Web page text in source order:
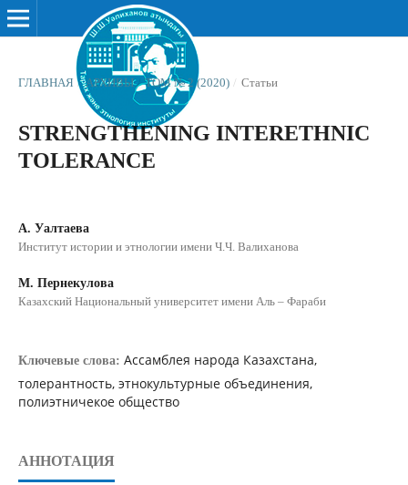
ГЛАВНАЯ / АРХИВЫ / ТОМ № 2 (2020) / Статьи
STRENGTHENING INTERETHNIC
TOLERANCE
А. Уалтаева
Институт истории и этнологии имени Ч.Ч. Валиханова
М. Пернекулова
Казахский Национальный университет имени Аль – Фараби
Ключевые слова: Ассамблея народа Казахстана,
толерантность, этнокультурные объединения,
полиэтничекое общество
АННОТАЦИЯ